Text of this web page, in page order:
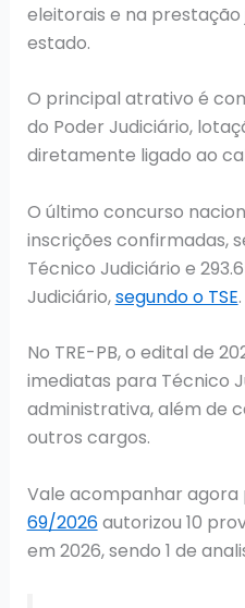
eleitorais e na
estado.
O principal atrativo é
do Poder Judiciário,
diretamente ligado ao
O último concurso
inscrições confirmadas,
Técnico Judiciário e
Judiciário,segundo o TSE.
No TRE-PB, o edital de
imediatas para Técnico
administrativa, além de
outros cargos.
Vale acompanhar agora
69/2026autorizou 10
em 2026, sendo 1 de